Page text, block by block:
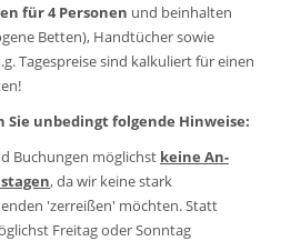
für 4 Personen und beinhalten
Betten), Handtücher sowie
Tagespreise sind kalkuliert für einen
unbedingt folgende Hinweise:
Buchungen möglichst keine An-
, da wir keine stark
'zerreißen' möchten. Statt
Freitag oder Sonntag